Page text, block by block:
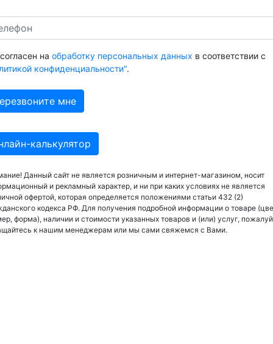
на обработку персональных данных в соответствии с
конфиденциальности".
калькулятор
Данный сайт не является розничным и интернет-магазином, носит
и рекламный характер, и ни при каких условиях не является
офертой, которая определяется положениями статьи 432 (2)
кодекса РФ. Для получения подробной информации о товаре
форма), наличии и стоимости указанных товаров и (или) услуг,
к нашим менеджерам или мы сами свяжемся с Вами.